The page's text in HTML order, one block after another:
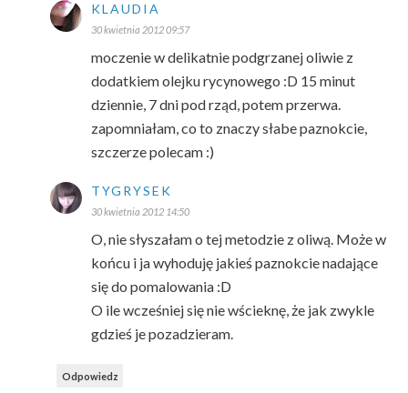
KLAUDIA
30 kwietnia 2012 09:57
moczenie w delikatnie podgrzanej oliwie z
dodatkiem olejku rycynowego :D 15 minut
dziennie, 7 dni pod rząd, potem przerwa.
zapomniałam, co to znaczy słabe paznokcie,
szczerze polecam :)
TYGRYSEK
30 kwietnia 2012 14:50
O, nie słyszałam o tej metodzie z oliwą. Może w
końcu i ja wyhoduję jakieś paznokcie nadające
się do pomalowania :D
O ile wcześniej się nie wścieknę, że jak zwykle
gdzieś je pozadzieram.
Odpowiedz